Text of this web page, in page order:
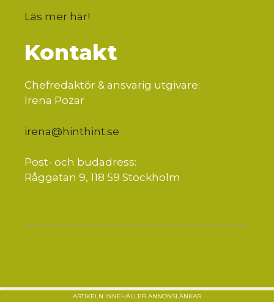
Läs mer här!
Kontakt
Chefredaktör & ansvarig utgivare:
Irena Pozar
irena@hinthint.se
Post- och budadress:
Råggatan 9, 118 59 Stockholm